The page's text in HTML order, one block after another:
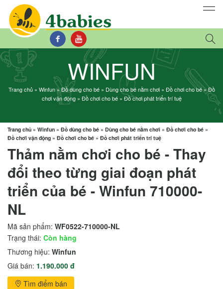
WINFUN
Trang chủ» Winfun»Đồ dùng cho bé» Dùng cho bé nằm chơi» Đồ chơi cho bé»Đồ
chơi vận động» Đồ chơi cho bé» Đồ chơi phát triển trí tuệ
Trang chủ » Winfun » Đồ dùng cho bé » Dùng cho bé nằm chơi » Đồ chơi cho bé »
Đồ chơi vận động » Đồ chơi cho bé » Đồ chơi phát triển trí tuệ
Thảm nằm chơi cho bé - Thay
đổi theo từng giai đoạn phát
triển của bé - Winfun 710000-
NL
Mã sản phẩm: WF0522-710000-NL
Trạng thái: Còn hàng
Thương hiệu: Winfun
Giá bán: 1.190.000 đ
Tìm điểm bán